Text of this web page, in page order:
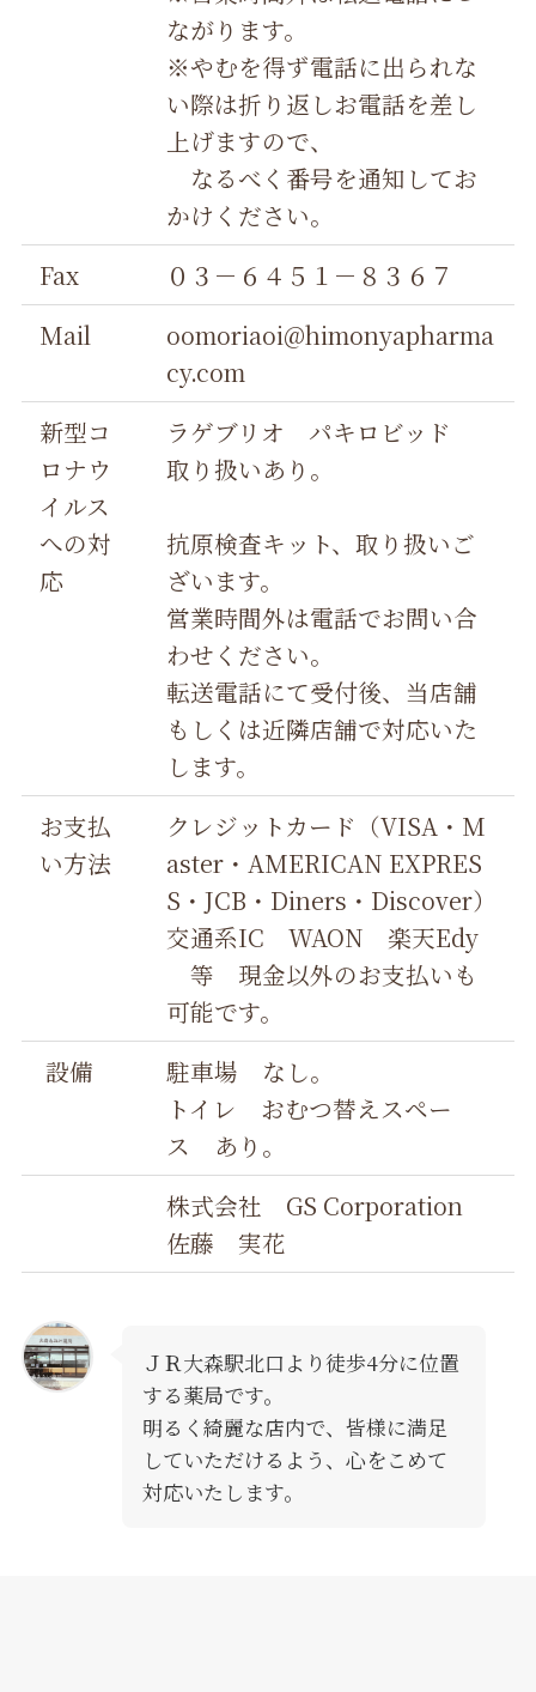
ながります。
※やむを得ず電話に出られな
い際は折り返しお電話を差し
上げますので、
なるべく番号を通知してお
かけください。
Fax
０３－６４５１－８３６７
Mail
oomoriaoi@himonyapharma
cy.com
新型コ
ロナウ
イルス
への対
応
ラゲブリオ パキロビッド
取り扱いあり。
抗原検査キット、取り扱いご
ざいます。
営業時間外は電話でお問い合
わせください。
転送電話にて受付後、当店舗
もしくは近隣店舗で対応いた
します。
お支払
い方法
クレジットカード（VISA・M
aster・AMERICAN EXPRES
S・JCB・Diners・Discover）
交通系IC WAON 楽天Edy
等 現金以外のお支払いも
可能です。
設備
駐車場 なし。
トイレ おむつ替えスペー
ス あり。
株式会社 GS Corporation
佐藤 実花
ＪＲ大森駅北口より徒歩4分に位置
する薬局です。
明るく綺麗な店内で、皆様に満足
していただけるよう、心をこめて
対応いたします。